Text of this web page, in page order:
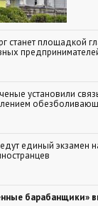
станет площадкой
установили
единый экзамен
барабанщики»